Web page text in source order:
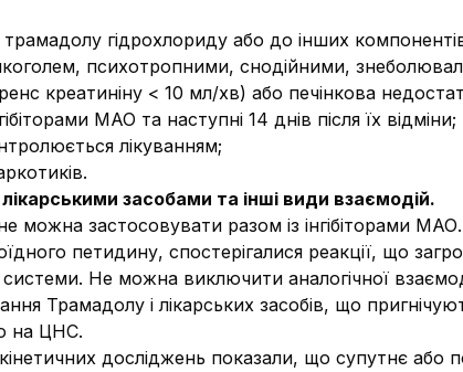
трамадолу гідрохлориду або до інших
психотропними, снодійними,
креатиніну < 10 мл/хв) або печінкова
МАО та наступні 14 днів після їх відміни;
лікуванням;
засобами та інші види взаємодій.
можна застосовувати разом із інгібіторами
петидину, спостерігалися реакції, що
Не можна виключити аналогічної
Трамадолу і лікарських засобів, що
на ЦНС.
досліджень показали, що супутнє або